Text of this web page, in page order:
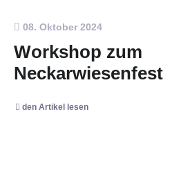
08. Oktober 2024
Workshop zum
Neckarwiesenfest
den Artikel lesen